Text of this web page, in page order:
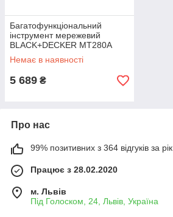
Багатофункціональний
інструмент мережевий
BLACK+DECKER MT280A
Немає в наявності
5 689 ₴
Про нас
99% позитивних з 364 відгуків за рік
Працює з 28.02.2020
м. Львів
Під Голоском, 24, Львів, Україна